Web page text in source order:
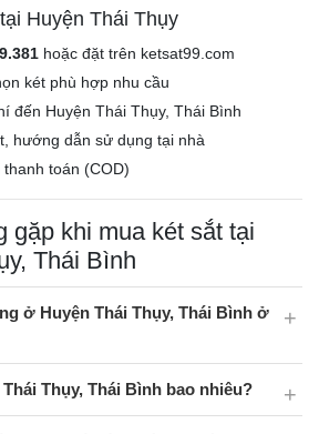
Huyện Thái Thụy
hoặc đặt trên ketsat99.com
két phù hợp nhu cầu
đến Huyện Thái Thụy, Thái Bình
hướng dẫn sử dụng tại nhà
toán (COD)
gặp khi mua két sắt tại
Thái Bình
ở Huyện Thái Thụy, Thái Bình ở
Thụy, Thái Bình bao nhiêu?